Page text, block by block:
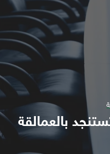
بالعمالقة